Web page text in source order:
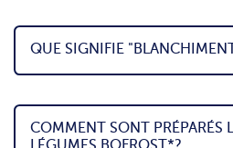
QUE SIGNIFIE
COMMENT SONT PRÉPARÉS